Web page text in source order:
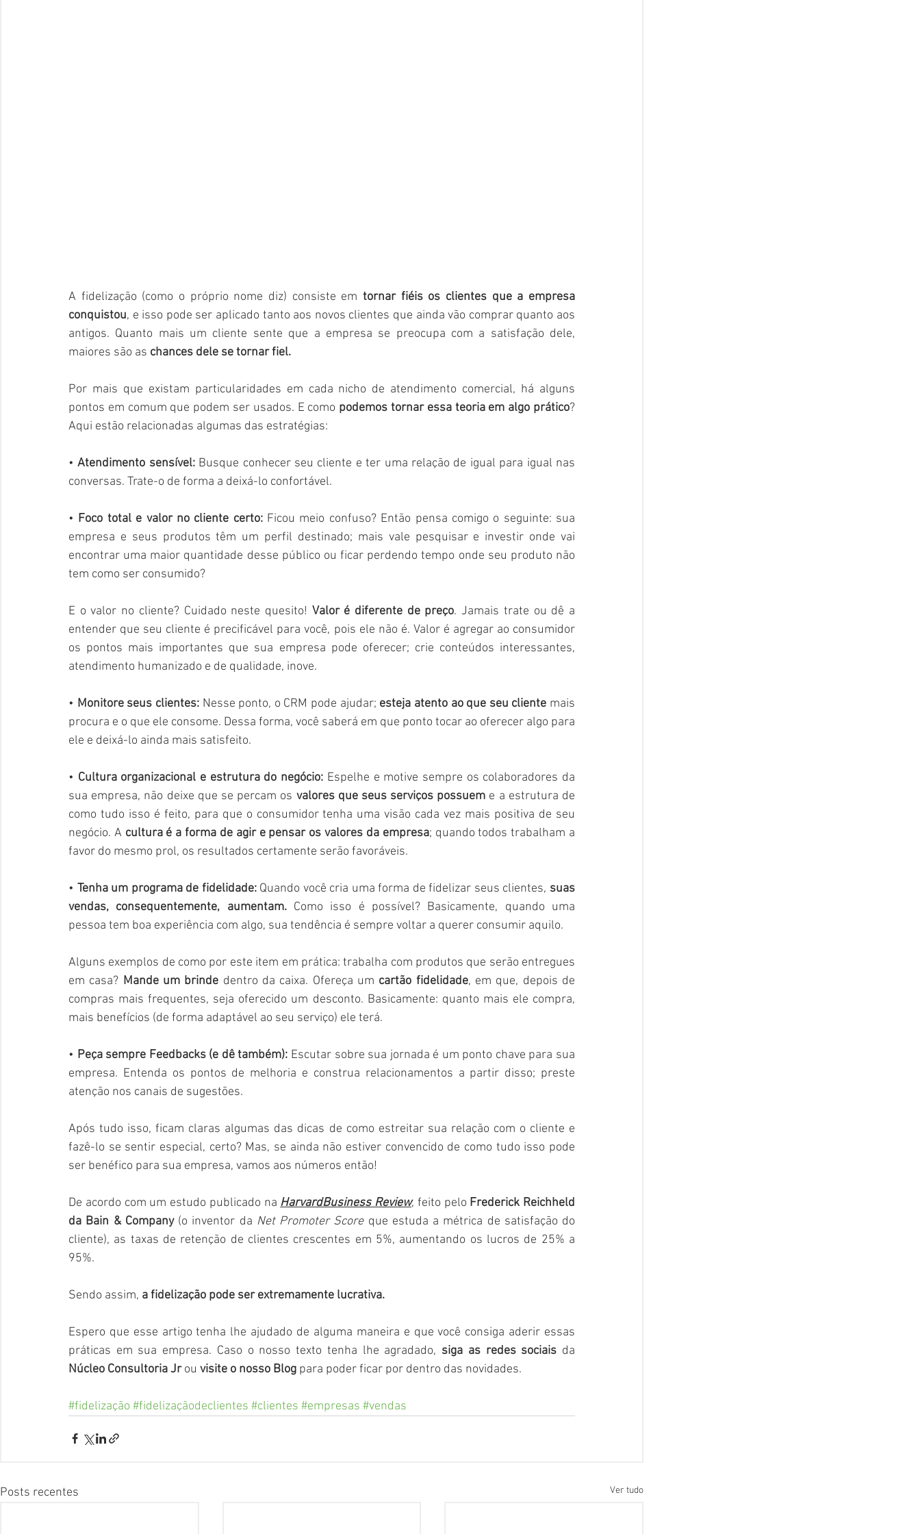
A fidelização (como o próprio nome diz) consiste em tornar fiéis os clientes que a empresa
conquistou, e isso pode ser aplicado tanto aos novos clientes que ainda vão comprar quanto aos
antigos. Quanto mais um cliente sente que a empresa se preocupa com a satisfação dele,
maiores são as chances dele se tornar fiel.
Por mais que existam particularidades em cada nicho de atendimento comercial, há alguns
pontos em comum que podem ser usados. E como podemos tornar essa teoria em algo prático?
Aqui estão relacionadas algumas das estratégias:
• Atendimento sensível: Busque conhecer seu cliente e ter uma relação de igual para igual nas
conversas. Trate-o de forma a deixá-lo confortável.
• Foco total e valor no cliente certo: Ficou meio confuso? Então pensa comigo o seguinte: sua
empresa e seus produtos têm um perfil destinado; mais vale pesquisar e investir onde vai
encontrar uma maior quantidade desse público ou ficar perdendo tempo onde seu produto não
tem como ser consumido?
E o valor no cliente? Cuidado neste quesito! Valor é diferente de preço. Jamais trate ou dê a
entender que seu cliente é precificável para você, pois ele não é. Valor é agregar ao consumidor
os pontos mais importantes que sua empresa pode oferecer; crie conteúdos interessantes,
atendimento humanizado e de qualidade, inove.
• Monitore seus clientes: Nesse ponto, o CRM pode ajudar; esteja atento ao que seu cliente mais
procura e o que ele consome. Dessa forma, você saberá em que ponto tocar ao oferecer algo para
ele e deixá-lo ainda mais satisfeito.
• Cultura organizacional e estrutura do negócio: Espelhe e motive sempre os colaboradores da
sua empresa, não deixe que se percam os valores que seus serviços possuem e a estrutura de
como tudo isso é feito, para que o consumidor tenha uma visão cada vez mais positiva de seu
negócio. A cultura é a forma de agir e pensar os valores da empresa; quando todos trabalham a
favor do mesmo prol, os resultados certamente serão favoráveis.
• Tenha um programa de fidelidade: Quando você cria uma forma de fidelizar seus clientes, suas
vendas, consequentemente, aumentam. Como isso é possível? Basicamente, quando uma
pessoa tem boa experiência com algo, sua tendência é sempre voltar a querer consumir aquilo.
Alguns exemplos de como por este item em prática: trabalha com produtos que serão entregues
em casa? Mande um brinde dentro da caixa. Ofereça um cartão fidelidade, em que, depois de
compras mais frequentes, seja oferecido um desconto. Basicamente: quanto mais ele compra,
mais benefícios (de forma adaptável ao seu serviço) ele terá.
• Peça sempre Feedbacks (e dê também): Escutar sobre sua jornada é um ponto chave para sua
empresa. Entenda os pontos de melhoria e construa relacionamentos a partir disso; preste
atenção nos canais de sugestões.
Após tudo isso, ficam claras algumas das dicas de como estreitar sua relação com o cliente e
fazê-lo se sentir especial, certo? Mas, se ainda não estiver convencido de como tudo isso pode
ser benéfico para sua empresa, vamos aos números então!
De acordo com um estudo publicado na HarvardBusiness Review, feito pelo Frederick Reichheld
da Bain & Company (o inventor da Net Promoter Score que estuda a métrica de satisfação do
cliente), as taxas de retenção de clientes crescentes em 5%, aumentando os lucros de 25% a
95%.
Sendo assim, a fidelização pode ser extremamente lucrativa.
Espero que esse artigo tenha lhe ajudado de alguma maneira e que você consiga aderir essas
práticas em sua empresa. Caso o nosso texto tenha lhe agradado, siga as redes sociais
Núcleo Consultoria Jr ou visite o nosso Blog para poder ficar por dentro das novidades.
#fidelização #fidelizaçãodeclientes #clientes #empresas #vendas
Posts recentes Ver tudo